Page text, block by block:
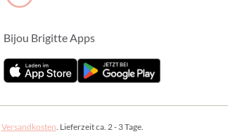
Bijou Brigitte Apps
Versandkosten. Lieferzeit ca. 2 - 3 Tage.